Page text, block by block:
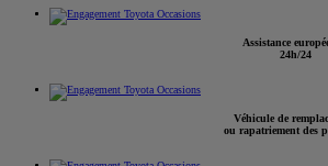
Assistance
24h/24
Véhicule de
ou rapatriement des